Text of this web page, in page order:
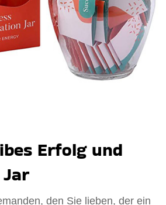
Erfolg und
den Sie lieben, der ein